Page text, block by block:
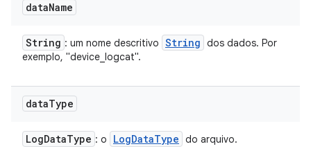
dataName
String : um nome descritivo String dos dados. Por
exemplo, "device_logcat".
dataType
LogDataType : o LogDataType do arquivo.